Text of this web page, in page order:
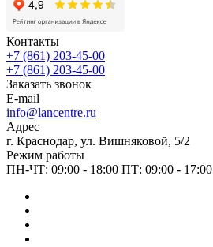
Контакты
+7 (861) 203-45-00
+7 (861) 203-45-00
Заказать звонок
E-mail
info@lancentre.ru
Адрес
г. Краснодар, ул. Вишняковой, 5/2
Режим работы
ПН-ЧТ: 09:00 - 18:00 ПТ: 09:00 - 17:00